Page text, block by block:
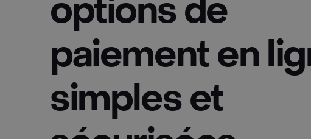
options de
paiement en
simples et